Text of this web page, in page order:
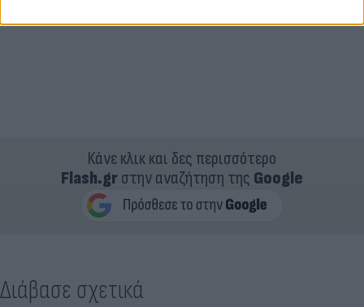
Κάνε κλικ και δες περισσότερο
Flash.grστην αναζήτηση της Google
Διάβασε σχετικά